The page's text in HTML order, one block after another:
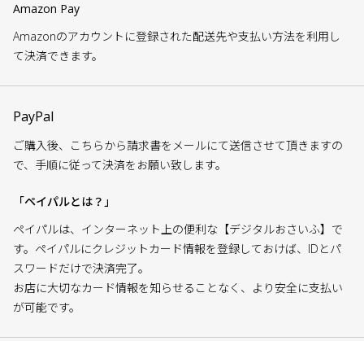
Amazon Pay
Amazonのアカウントに登録された配送先や支払い方法を利用し
て決済できます。
PayPal
ご購入後、こちらから請求書をメールにて送信させて頂きますの
で、手順に従って決済をお願い致します。
「ペイパルとは？」
ペイパルは、インターネット上の便利な【デジタルおさいふ】で
す。ペイパルにクレジットカード情報を登録しておけば、IDとパ
スワードだけで決済完了。
お店に大切なカード情報を知らせることなく、より安全に支払い
が可能です。